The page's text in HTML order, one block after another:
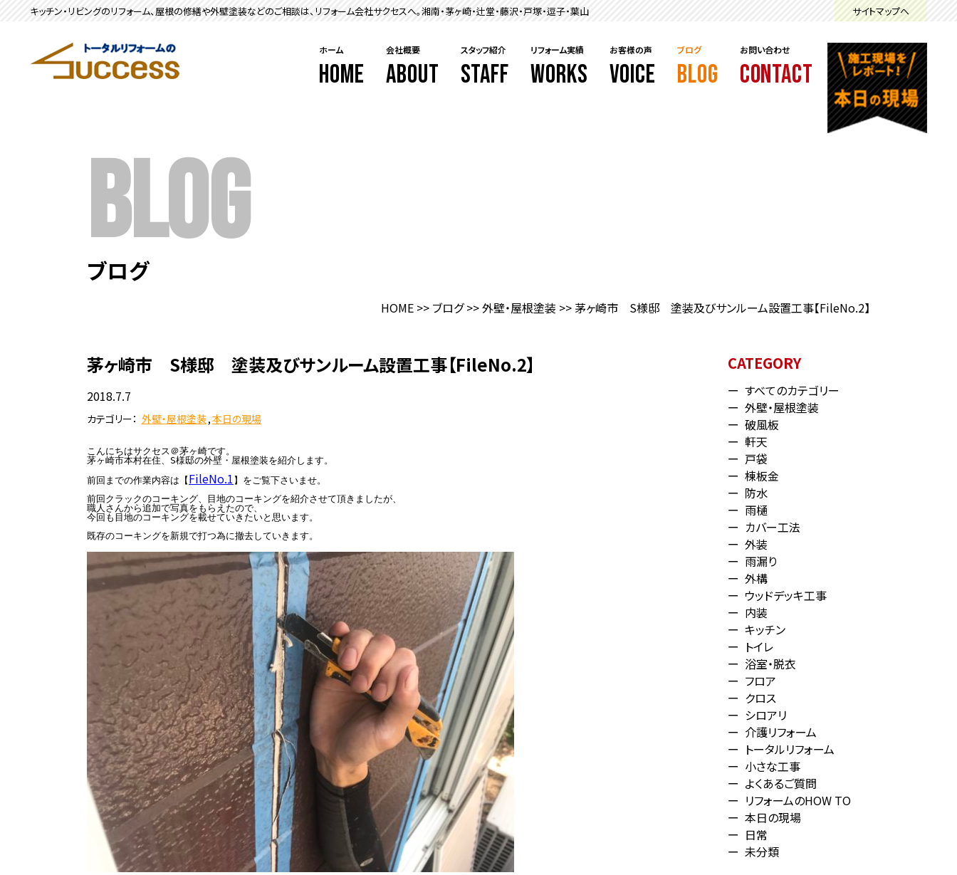
キッチン・リビングのリフォーム、屋根の修繕や外壁塗装などのご相談は、リフォーム会社サクセスへ。湘南・茅ヶ崎・辻堂・藤沢・戸塚・逗子・葉山 サイトマップへ
ホーム
HOME
会社概要
ABOUT
スタッフ紹介
STAFF
リフォーム実績
WORKS
お客様の声
VOICE
ブログ
BLOG
お問い合わせ
CONTACT
BLOG
ブログ
HOME >> ブログ>>外壁・屋根塗装 >> 茅ヶ崎市 S様邸 塗装及びサンルーム設置工事【FileNo.2】
茅ヶ崎市 S様邸 塗装及びサンルーム設置工事【FileNo.2】
2018.7.7
カテゴリー： 外壁・屋根塗装,本日の現場
こんにちはサクセス＠茅ヶ崎です。
茅ヶ崎市本村在住、S様邸の外壁・屋根塗装を紹介します。
前回までの作業内容は【 FileNo.1 】をご覧下さいませ。
前回クラックのコーキング、目地のコーキングを紹介させて頂きましたが、
職人さんから追加で写真をもらえたので、
今回も目地のコーキングを載せていきたいと思います。
CATEGORY
すべてのカテゴリー
外壁・屋根塗装
破風板
軒天
戸袋
棟板金
防水
雨樋
カバー工法
外装
雨漏り
外構
ウッドデッキ工事
内装
キッチン
トイレ
浴室・脱衣
フロア
クロス
シロアリ
介護リフォーム
トータルリフォーム
小さな工事
よくあるご質問
リフォームのHOW TO
本日の現場
日常
未分類